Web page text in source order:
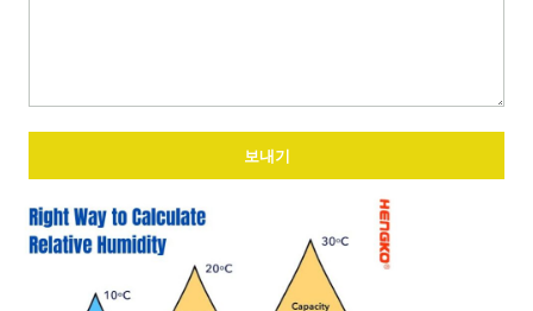
보내기